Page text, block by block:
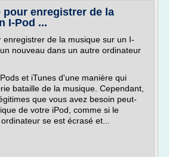
pour enregistrer de la
I-Pod ...
enregistrer de la musique sur un I-
nouveau dans un autre ordinateur
et iTunes d'une manière qui
bataille de la musique. Cependant,
que vous avez besoin peut-
de votre iPod, comme si le
se est écrasé et...